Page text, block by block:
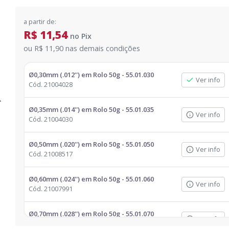
a partir de:
R$ 11,54 no Pix
ou R$ 11,90 nas demais condições
Ø0,30mm (.012'') em Rolo 50g - 55.01.030
Cód. 21004028 Ver info
Ø0,35mm (.014'') em Rolo 50g - 55.01.035
Cód. 21004030 Ver info
Ø0,50mm (.020'') em Rolo 50g - 55.01.050
Cód. 21008517 Ver info
Ø0,60mm (.024'') em Rolo 50g - 55.01.060
Cód. 21007991 Ver info
Ø0,70mm (.028'') em Rolo 50g - 55.01.070
Ver info